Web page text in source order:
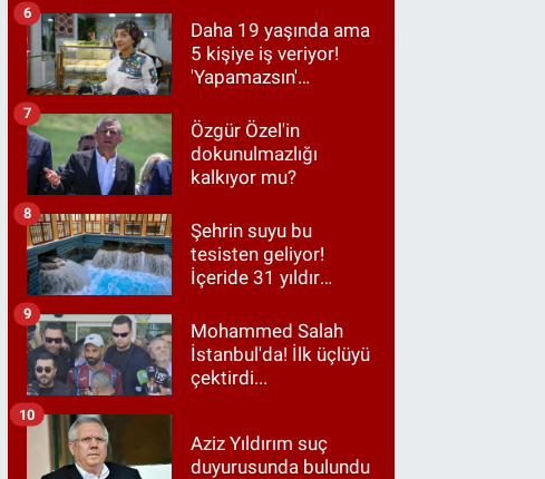
Daha 19 yaşında ama
5 kişiye iş veriyor!
'Yapamazsın'
cevap
6
Özgür Özel'in
dokunulmazlığı
kalkıyor mu?
7
Şehrin suyu bu
tesisten geliyor!
İçeride 31 yıldır
8
Mohammed Salah
İstanbul'da! İlk üçlüyü
çektirdi...
9
Aziz Yıldırım suç
duyurusunda bulundu
10